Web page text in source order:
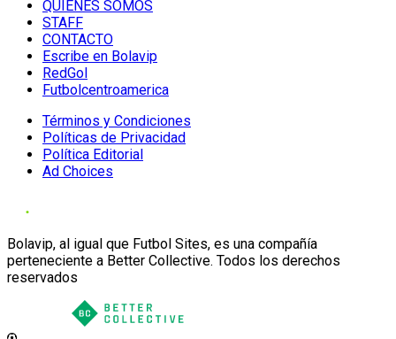
QUIENES SOMOS
STAFF
CONTACTO
Escribe en Bolavip
RedGol
Futbolcentroamerica
Términos y Condiciones
Políticas de Privacidad
Política Editorial
Ad Choices
Bolavip, al igual que Futbol Sites, es una compañía
perteneciente a Better Collective. Todos los derechos
reservados